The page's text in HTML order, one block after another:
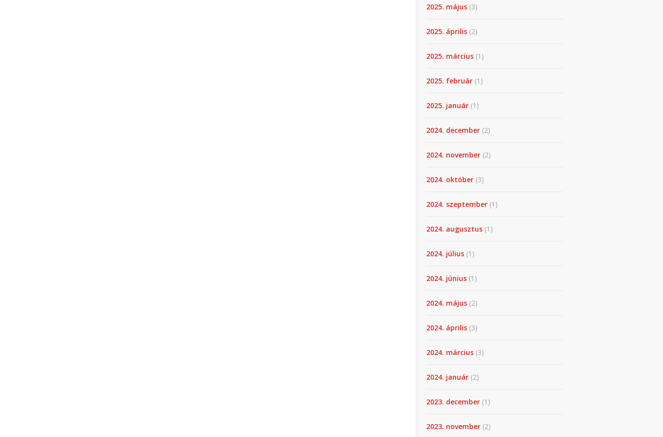
2025. május (3)
2025. április (2)
2025. március (1)
2025. február (1)
2025. január (1)
2024. december (2)
2024. november (2)
2024. október (3)
2024. szeptember (1)
2024. augusztus (1)
2024. július (1)
2024. június (1)
2024. május (2)
2024. április (3)
2024. március (3)
2024. január (2)
2023. december (1)
2023. november (2)